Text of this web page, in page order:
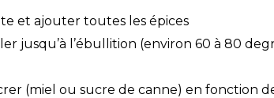
et ajouter toutes les épices
jusqu’à l’ébullition (environ 60 à 80
(miel ou sucre de canne) en fonction